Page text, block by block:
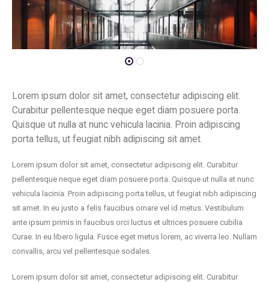
Lorem ipsum dolor sit amet, consectetur adipiscing elit.
Curabitur pellentesque neque eget diam posuere porta.
Quisque ut nulla at nunc vehicula lacinia. Proin adipiscing
porta tellus, ut feugiat nibh adipiscing sit amet.
Lorem ipsum dolor sit amet, consectetur adipiscing elit. Curabitur
pellentesque neque eget diam posuere porta. Quisque ut nulla at nunc
vehicula lacinia. Proin adipiscing porta tellus, ut feugiat nibh adipiscing
sit amet. In eu justo a felis faucibus ornare vel id metus. Vestibulum
ante ipsum primis in faucibus orci luctus et ultrices posuere cubilia
Curae. In eu libero ligula. Fusce eget metus lorem, ac viverra leo. Nullam
convallis, arcu vel pellentesque sodales.
Lorem ipsum dolor sit amet, consectetur adipiscing elit. Curabitur